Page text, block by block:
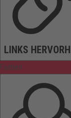
LINKS
Farben